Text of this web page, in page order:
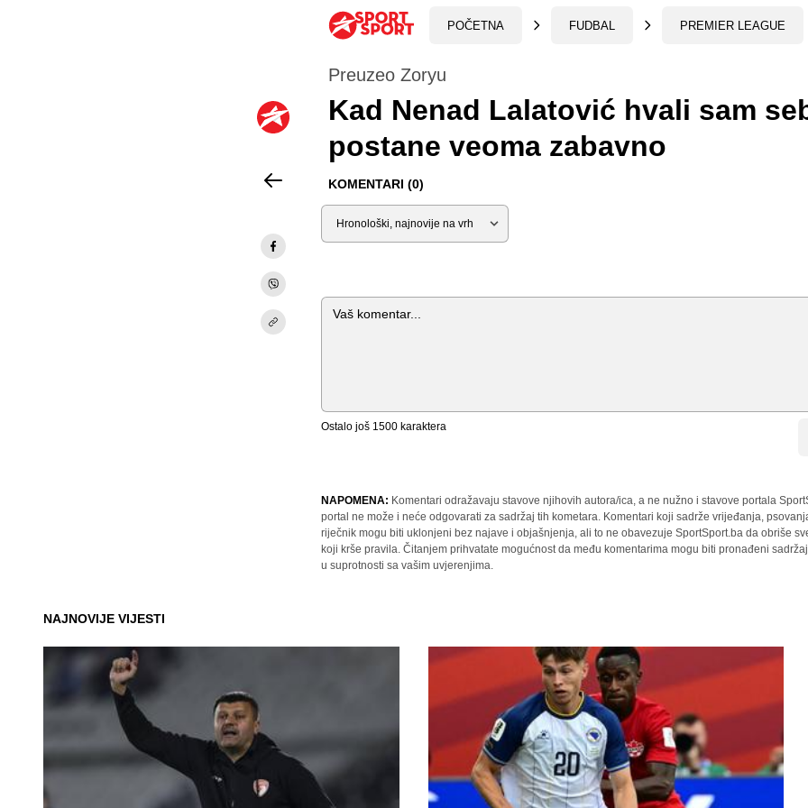
POČETNA FUDBAL PREMIER LEAGUE
Preuzeo Zoryu
Kad Nenad Lalatović hvali sam
postane veoma zabavno
KOMENTARI (0)
Sortiraj
Komentar
Ostalo još 1500 karaktera
NAPOMENA: Komentari odražavaju stavove njihovih autora/ica, a ne nužno i stavove portala
portal ne može i neće odgovarati za sadržaj tih kometara. Komentari koji sadrže vrijeđanja,
riječnik mogu biti uklonjeni bez najave i objašnjenja, ali to ne obavezuje SportSport.ba da obriše
koji krše pravila. Čitanjem prihvatate mogućnost da među komentarima mogu biti pronađeni
u suprotnosti sa vašim uvjerenjima.
NAJNOVIJE VIJESTI